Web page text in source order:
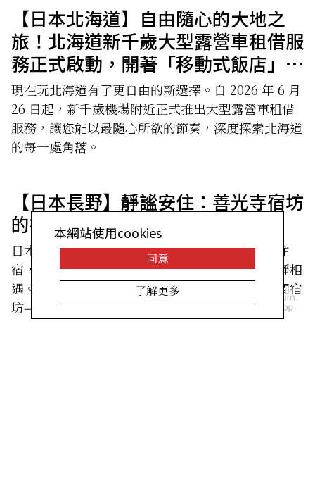
【日本北海道】自由隨心的大地之
旅！北海道新千歲大型露營車租借服
務正式啟動，開著「移動式飯店」暢
遊北國
現在玩北海道有了更自由的新選擇。自 2026 年 6 月
26 日起，新千歲機場附近正式推出大型露營車租借
服務，讓您能以最隨心所欲的節奏，深度探索北海道
的每一處角落。
【日本長野】靜謐安住：善光寺宿坊
的禪修住宿體驗
日本各地有些寺院，會向朝聖者及一般旅客開放住
宿，讓人在這裡放慢腳步，與日本的精神遺產靜靜相
遇。這次要跟大家介紹的是長野市善光寺境內一間宿
坊——蓮華院——的住宿體驗。
本網站使用cookies
同意
了解更多